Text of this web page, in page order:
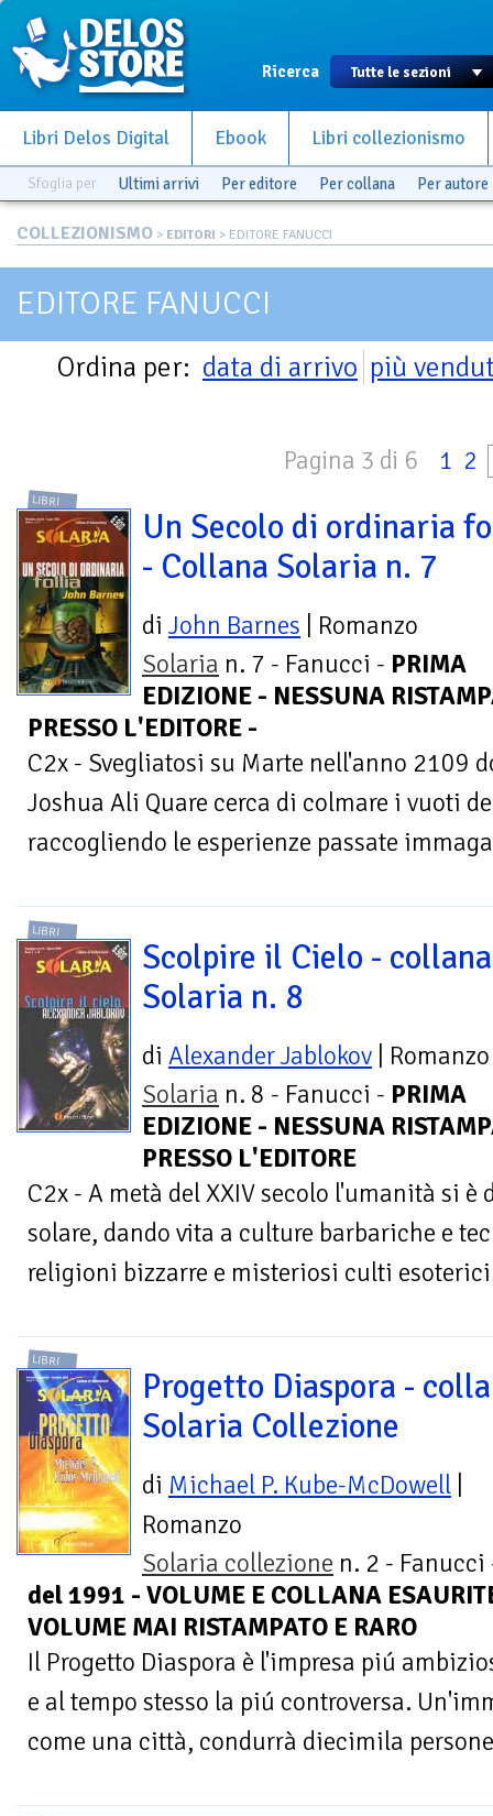
Ricerca
Libri Delos Digital Ebook Libri collezionismo
Sfoglia per Ultimi arrivi Per editore Per collana Per autore
COLLEZIONISMO > EDITORI > EDITORE FANUCCI
EDITORE FANUCCI
Ordina per: data di arrivo più
Pagina 3 di 6 1 2
LIBRI
Un Secolo di ordinaria
- Collana Solaria n. 7
di John Barnes | Romanzo
Solaria n. 7 - Fanucci - PRIMA
EDIZIONE - NESSUNA
PRESSO L'EDITORE -
C2x - Svegliatosi su Marte nell'anno 2109
Joshua Ali Quare cerca di colmare i vuoti
raccogliendo le esperienze passate
LIBRI
Scolpire il Cielo - collana
Solaria n. 8
di Alexander Jablokov | Romanzo
Solaria n. 8 - Fanucci - PRIMA
EDIZIONE - NESSUNA
PRESSO L'EDITORE
C2x - A metà del XXIV secolo l'umanità si
solare, dando vita a culture barbariche e
religioni bizzarre e misteriosi culti
LIBRI
Progetto Diaspora -
Solaria Collezione
di Michael P. Kube-McDowell
Romanzo
Solaria collezione n. 2 -
del 1991 - VOLUME E COLLANA
VOLUME MAI RISTAMPATO E RARO
Il Progetto Diaspora è l'impresa piú
e al tempo stesso la piú controversa.
come una città, condurrà diecimila